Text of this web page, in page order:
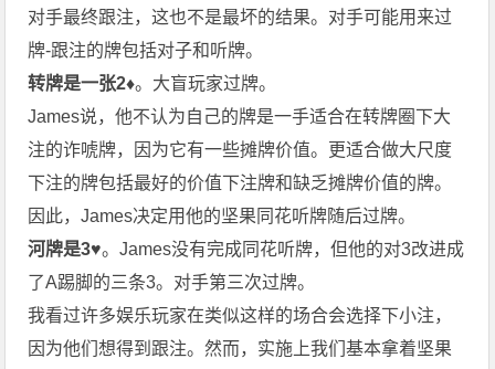
对手最终跟注，这也不是最坏的结果。对手可能用来过
牌-跟注的牌包括对子和听牌。
转牌是一张2♦。大盲玩家过牌。
James说，他不认为自己的牌是一手适合在转牌圈下大
注的诈唬牌，因为它有一些摊牌价值。更适合做大尺度
下注的牌包括最好的价值下注牌和缺乏摊牌价值的牌。
因此，James决定用他的坚果同花听牌随后过牌。
河牌是3♥。James没有完成同花听牌，但他的对3改进成
了A踢脚的三条3。对手第三次过牌。
我看过许多娱乐玩家在类似这样的场合会选择下小注，
因为他们想得到跟注。然而，实施上我们基本拿着坚果